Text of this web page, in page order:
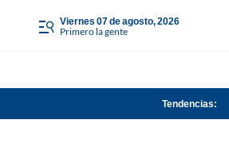
viernes 07 de agosto, 2026
Primero la gente
Tendencias: